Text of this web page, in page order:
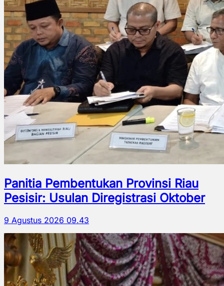
Panitia Pembentukan Provinsi Riau
Pesisir: Usulan Diregistrasi Oktober
9 Agustus 2026 09.43